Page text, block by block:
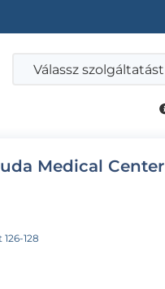
Válassz szolgáltatást
Medical Center
128